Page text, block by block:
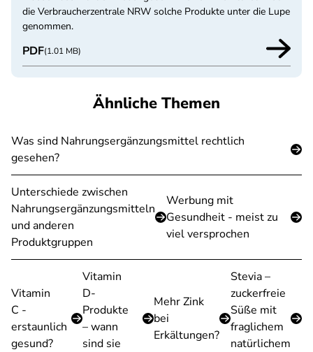
die Verbraucherzentrale NRW solche Produkte unter die Lupe
genommen.
PDF(1.01 MB)
Ähnliche Themen
Was sind Nahrungsergänzungsmittel rechtlich
gesehen?
Unterschiede zwischen
Nahrungsergänzungsmitteln
und anderen
Produktgruppen
Werbung mit
Gesundheit - meist zu
viel versprochen
Vitamin
C -
erstaunlich
gesund?
Vitamin
D-
Produkte
– wann
sind sie
Mehr Zink
bei
Erkältungen?
Stevia –
zuckerfreie
Süße mit
fraglichem
natürlichem